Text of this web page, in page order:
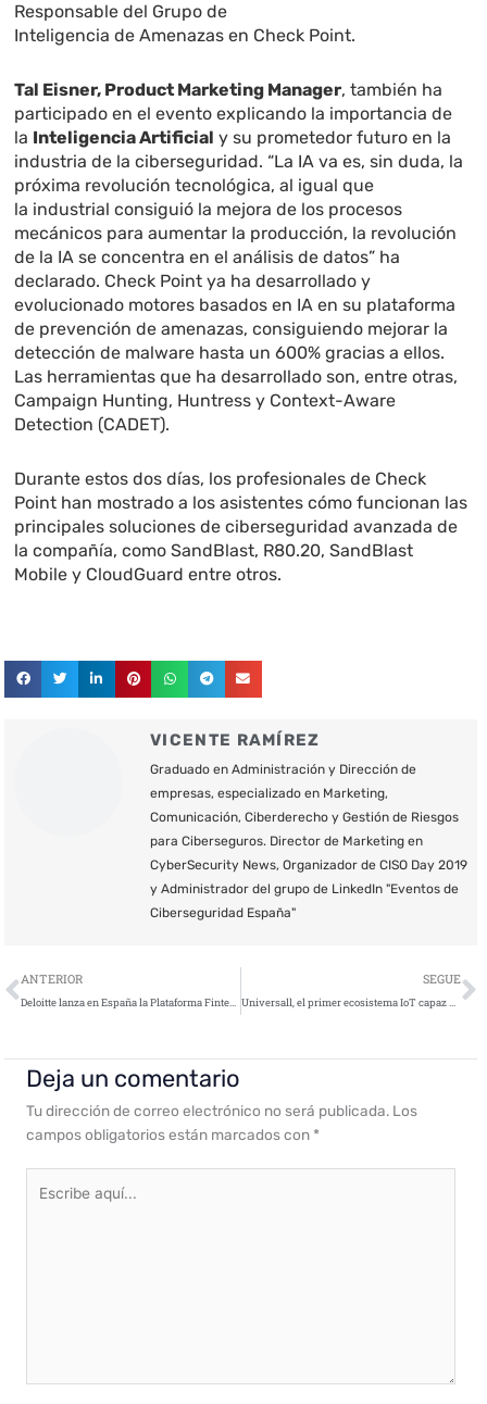
Responsable del Grupo de
Inteligencia de Amenazas en Check Point.
Tal Eisner, Product Marketing Manager, también ha
participado en el evento explicando la importancia de
la Inteligencia Artificial y su prometedor futuro en la
industria de la ciberseguridad. “La IA va es, sin duda, la
próxima revolución tecnológica, al igual que
la industrial consiguió la mejora de los procesos
mecánicos para aumentar la producción, la revolución
de la IA se concentra en el análisis de datos” ha
declarado. Check Point ya ha desarrollado y
evolucionado motores basados en IA en su plataforma
de prevención de amenazas, consiguiendo mejorar la
detección de malware hasta un 600% gracias a ellos.
Las herramientas que ha desarrollado son, entre otras,
Campaign Hunting, Huntress y Context-Aware
Detection (CADET).
Durante estos dos días, los profesionales de Check
Point han mostrado a los asistentes cómo funcionan las
principales soluciones de ciberseguridad avanzada de
la compañía, como SandBlast, R80.20, SandBlast
Mobile y CloudGuard entre otros.
VICENTE RAMÍREZ
Graduado en Administración y Dirección de
empresas, especializado en Marketing,
Comunicación, Ciberderecho y Gestión de Riesgos
para Ciberseguros. Director de Marketing en
CyberSecurity News, Organizador de CISO Day 2019
y Administrador del grupo de LinkedIn "Eventos de
Ciberseguridad España"
Ant
ANTERIOR
Deloitte lanza en España la Plataforma Fintech Business Digital Hub – BDH
SEGUE
Universall, el primer ecosistema IoT capaz de convertir objetos cotidianos en inteligentes
Deja un comentario
Tu dirección de correo electrónico no será publicada. Los
campos obligatorios están marcados con *
aquí...